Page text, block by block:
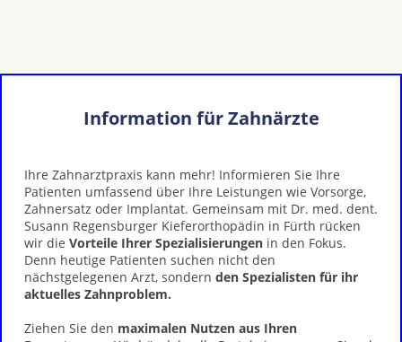
Information für Zahnärzte
Ihre Zahnarztpraxis kann mehr! Informieren Sie Ihre
Patienten umfassend über Ihre Leistungen wie Vorsorge,
Zahnersatz oder Implantat. Gemeinsam mit Dr. med. dent.
Susann Regensburger Kieferorthopädin in Fürth rücken
wir die Vorteile Ihrer Spezialisierungen in den Fokus.
Denn heutige Patienten suchen nicht den
nächstgelegenen Arzt, sondern den Spezialisten für ihr
aktuelles Zahnproblem.
Ziehen Sie den maximalen Nutzen aus Ihren